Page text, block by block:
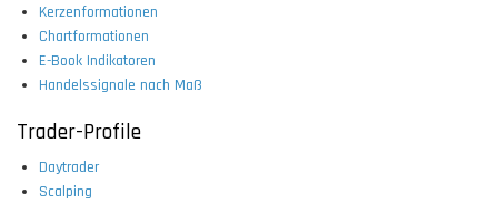
Kerzenformationen
Chartformationen
E-Book Indikatoren
Handelssignale nach Maß
Trader-Profile
Daytrader
Scalping